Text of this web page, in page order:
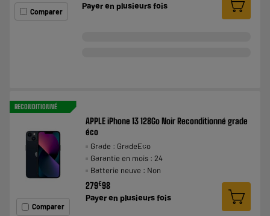
Comparer
Payer en plusieurs fois
RECONDITIONNÉ
Comparer
APPLE iPhone 13 128Go Noir Reconditionné grade
éco
Grade : GradeEco
Garantie en mois : 24
Batterie neuve : Non
279€98
Payer en plusieurs fois